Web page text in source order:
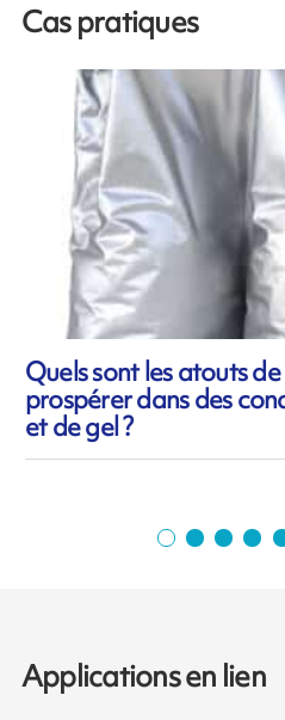
Cas pratiques
Quels sont les atouts de
prospérer dans des
et de gel ?
Applications en lien